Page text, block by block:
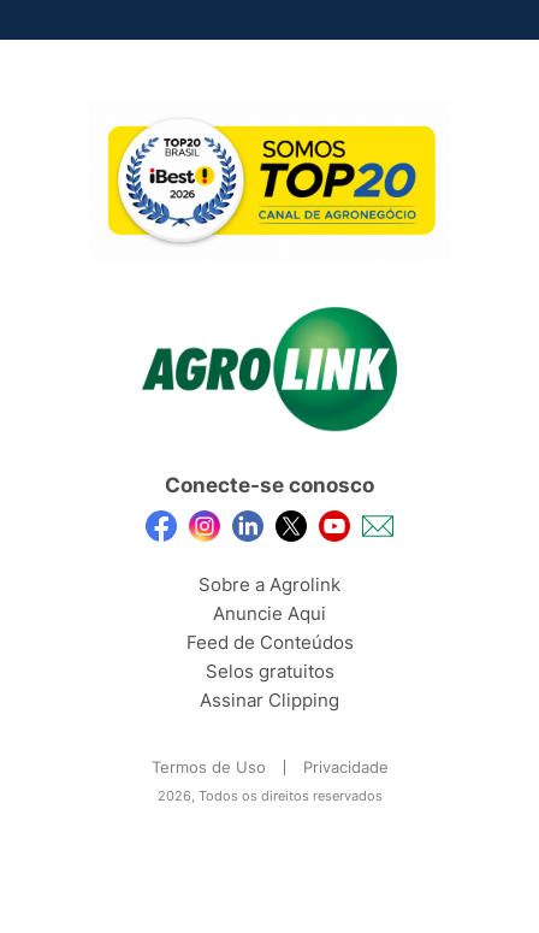
Conecte-se conosco
Sobre a Agrolink
Anuncie Aqui
Feed de Conteúdos
Selos gratuitos
Assinar Clipping
Termos de Uso Privacidade
2026, Todos os direitos reservados